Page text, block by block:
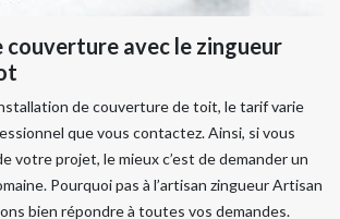
couverture avec le zingueur
de couverture de toit, le tarif varie
que vous contactez. Ainsi, si vous
votre projet, le mieux c’est de demander un
Pourquoi pas à l’artisan zingueur Artisan
bien répondre à toutes vos demandes.